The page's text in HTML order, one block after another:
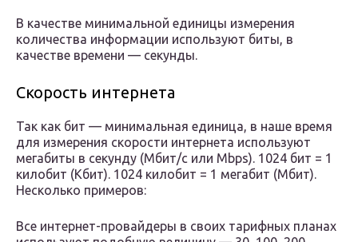
В качестве минимальной единицы измерения
количества информации используют биты, в
качестве времени — секунды.
Скорость интернета
Так как бит — минимальная единица, в наше время
для измерения скорости интернета используют
мегабиты в секунду (Мбит/с или Mbps). 1024 бит = 1
килобит (Кбит). 1024 килобит = 1 мегабит (Мбит).
Несколько примеров:
Все интернет-провайдеры в своих тарифных планах